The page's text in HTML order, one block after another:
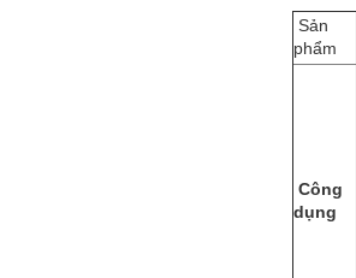
Sản
phẩm
Công
dụng